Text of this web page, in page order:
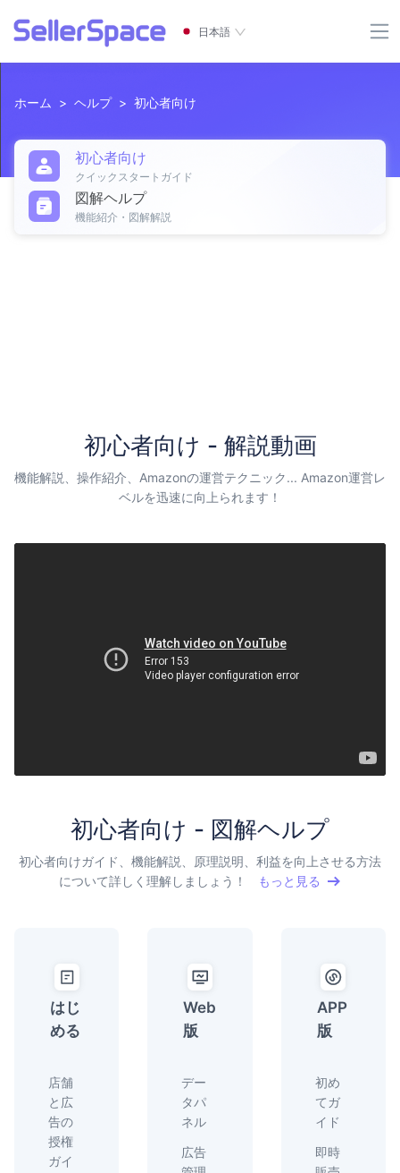
日本語
ホーム > ヘルプ > 初心者向け
初心者向け
クイックスタートガイド
図解ヘルプ
機能紹介・図解解説
初心者向け - 解説動画
機能解説、操作紹介、Amazonの運営テクニック... Amazon運営レ
ベルを迅速に向上られます！
初心者向け - 図解ヘルプ
初心者向けガイド、機能解説、原理説明、利益を向上させる方法
について詳しく理解しましょう！
もっと見る
はじ
める
店舗
と広
告の
授権
ガイ
Web
版
デー
タパ
ネル
広告
APP
版
初め
てガ
イド
即時